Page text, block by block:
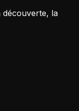
découverte, la